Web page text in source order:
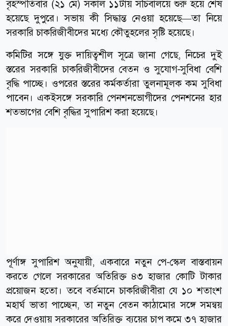
বৃহস্পতিবার (২১ মে) সকাল ১১টায় সচিবালয়ে শুরু হয়ে শেষ
হয়েছে দুপুরে। সভায় কী সিদ্ধান্ত নেওয়া হয়েছে—তা নিয়ে
সরকারি চাকরিজীবীদের মধ্যে কৌতুহলের সৃষ্টি হয়েছে।
কমিটির সঙ্গে যুক্ত দায়িত্বশীল সূত্রে জানা গেছে, নিচের দুই
স্তরের সরকারি চাকরিজীবীদের বেতন ও সুযোগ-সুবিধা বেশি
বৃদ্ধি পাচ্ছে। ওপরের স্তরের কর্মকর্তারা তুলনামূলক কম সুবিধা
পাবেন। একইসঙ্গে সরকারি পেনশনভোগীদের পেনশনের হার
শতভাগের বেশি বৃদ্ধির সুপারিশ করা হয়েছে।
পূর্ণাঙ্গ সুপারিশ অনুযায়ী, একবারে নতুন পে-স্কেল বাস্তবায়ন
করতে গেলে সরকারের অতিরিক্ত ৪৩ হাজার কোটি টাকার
প্রয়োজন হতো। তবে বর্তমানে চাকরিজীবীরা যে ১০ শতাংশ
মহার্ঘ ভাতা পাচ্ছেন, তা নতুন বেতন কাঠামোর সঙ্গে সমন্বয়
করে দেওয়ায় সরকারের অতিরিক্ত ব্যয়ের চাপ কমে ৩৭ হাজার